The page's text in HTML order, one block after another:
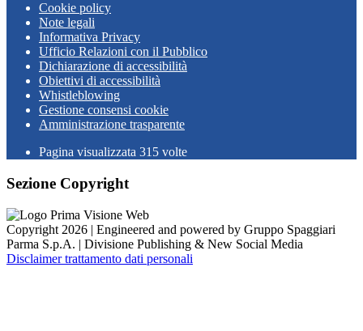
Cookie policy
Note legali
Informativa Privacy
Ufficio Relazioni con il Pubblico
Dichiarazione di accessibilità
Obiettivi di accessibilità
Whistleblowing
Gestione consensi cookie
Amministrazione trasparente
Pagina visualizzata 315 volte
Sezione Copyright
Copyright 2026 | Engineered and powered by Gruppo Spaggiari
Parma S.p.A. | Divisione Publishing & New Social Media
Disclaimer trattamento dati personali